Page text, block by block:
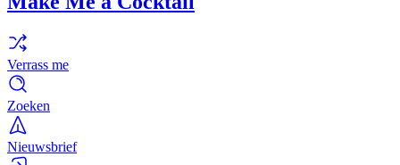
Verrass me
Zoeken
Nieuwsbrief